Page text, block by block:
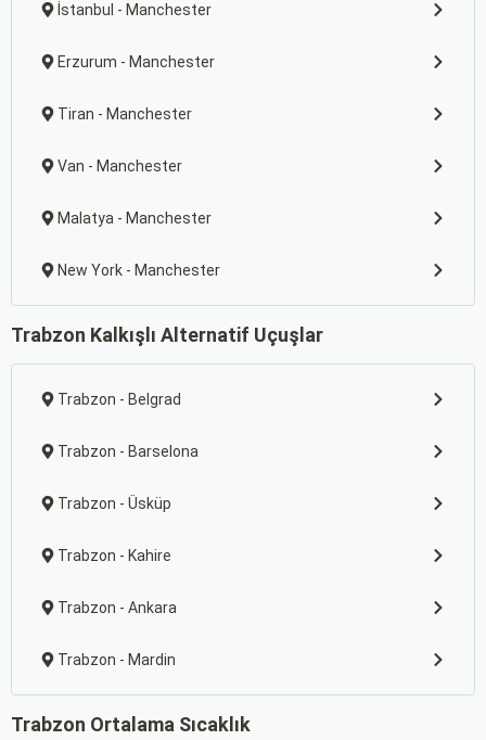
İstanbul - Manchester
Erzurum - Manchester
Tiran - Manchester
Van - Manchester
Malatya - Manchester
New York - Manchester
Trabzon Kalkışlı Alternatif Uçuşlar
Trabzon - Belgrad
Trabzon - Barselona
Trabzon - Üsküp
Trabzon - Kahire
Trabzon - Ankara
Trabzon - Mardin
Trabzon Ortalama Sıcaklık